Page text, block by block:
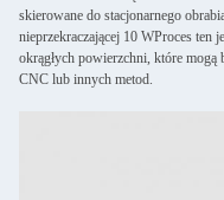
skierowane do stacjonarnego
nieprzekraczającej 10 WProces ten
okrągłych powierzchni, które mogą
CNC lub innych metod.